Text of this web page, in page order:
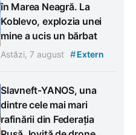
în Marea Neagră. La
Koblevo, explozia unei
mine a ucis un bărbat
Astăzi, 7 august #Extern
Slavneft-YANOS, una
dintre cele mai mari
rafinării din Federația